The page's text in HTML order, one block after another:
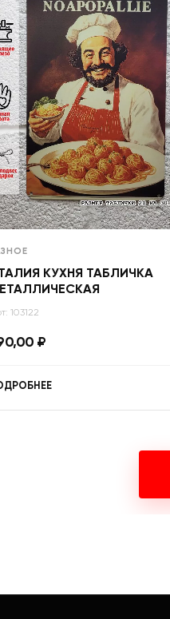
КУХНЯ ТАБЛИЧКА
103122
₽